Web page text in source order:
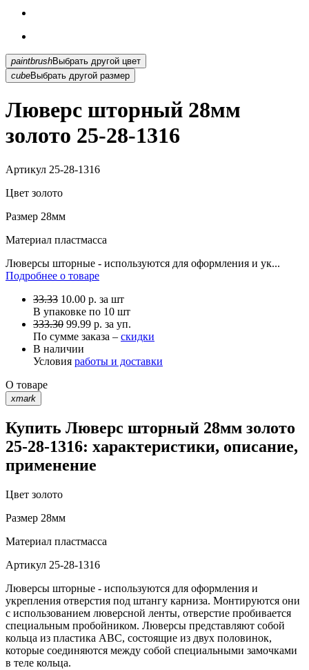
paintbrush
Выбрать другой цвет
cubeВыбрать другой размер
Люверс шторный 28мм
золото 25-28-1316
Артикул 25-28-1316
Цвет золото
Размер 28мм
Материал пластмасса
Люверсы шторные - используются для оформления и ук...
Подробнее о товаре
33.33 10.00 р. за шт
В упаковке по 10 шт
333.30 99.99 р. за уп.
По сумме заказа – скидки
В наличии
Условия работы и доставки
О товаре
xmark
Купить Люверс шторный 28мм золото
25-28-1316: характеристики, описание,
применение
Цвет золото
Размер 28мм
Материал пластмасса
Артикул 25-28-1316
Люверсы шторные - используются для оформления и
укрепления отверстия под штангу карниза. Монтируются они
с использованием люверсной ленты, отверстие пробивается
специальным пробойником. Люверсы представляют собой
кольца из пластика АВС, состоящие из двух половинок,
которые соединяются между собой специальными замочками
в теле кольца.